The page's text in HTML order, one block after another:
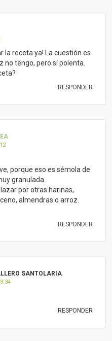
la receta ya! La cuestión es
no tengo, pero sí polenta.
RESPONDER
porque eso es sémola de
granulada.
por otras harinas,
almendras o arroz.
RESPONDER
SANTOLARIA
RESPONDER